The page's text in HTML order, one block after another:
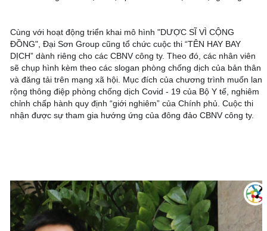
Cùng với hoạt động triển khai mô hình "DƯỢC SĨ VÌ CỘNG
ĐỒNG", Đại Sơn Group cũng tổ chức cuộc thi “TÊN HAY BAY
DỊCH” dành riêng cho các CBNV công ty. Theo đó, các nhân viên
sẽ chụp hình kèm theo các slogan phòng chống dịch của bản thân
và đăng tải trên mạng xã hội. Mục đích của chương trình muốn lan
rộng thông điệp phòng chống dịch Covid - 19 của Bộ Y tế, nghiêm
chỉnh chấp hành quy định “giới nghiêm” của Chính phủ. Cuộc thi
nhận được sự tham gia hướng ứng của đông đảo CBNV công ty.